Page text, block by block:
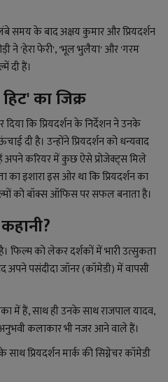
समय के बाद अक्षय कुमार और प्रियदर्शन
ने 'हेरा फेरी', 'भूल भुलैया' और 'गरम
दी हैं।
का जिक्र
कि प्रियदर्शन के निर्देशन ने उनके
दी है। उन्होंने प्रियदर्शन को धन्यवाद
अपने करियर में कुछ ऐसे प्रोजेक्ट्स मिले
इशारा इस ओर था कि प्रियदर्शन का
को बॉक्स ऑफिस पर सफल बनाता है।
फिल्म को लेकर दर्शकों में भारी उत्सुकता
अपने पसंदीदा जॉनर (कॉमेडी) में वापसी
में हैं, साथ ही उनके साथ राजपाल यादव,
कलाकार भी नजर आने वाले हैं।
प्रियदर्शन मार्क की सिग्नेचर कॉमेडी